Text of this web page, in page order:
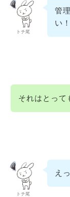
トチ尾
管
い
それはとって
トチ尾
え